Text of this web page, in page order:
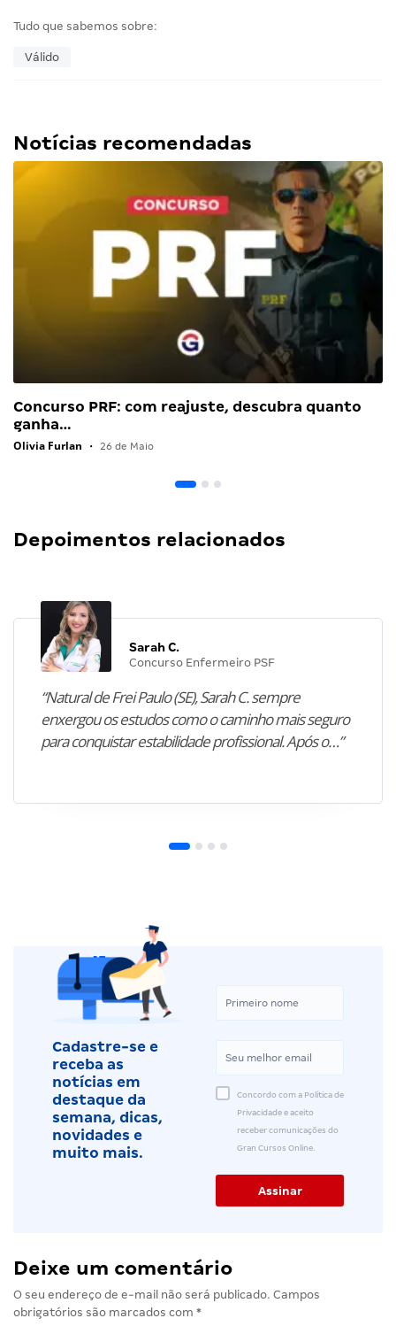
Tudo que sabemos sobre:
Válido
Notícias recomendadas
Concurso PRF: com reajuste, descubra quanto
ganha…
Olivia Furlan • 26 de Maio
Depoimentos relacionados
Sarah C.
Concurso Enfermeiro PSF
“Natural de Frei Paulo (SE), Sarah C. sempre
enxergou os estudos como o caminho mais seguro
para conquistar estabilidade profissional. Após o…”
Cadastre-se e
receba as
notícias em
destaque da
semana, dicas,
novidades e
muito mais.
Concordo com a Política de
Privacidade e aceito
receber comunicações do
Gran Cursos Online.
Deixe um comentário
O seu endereço de e-mail não será publicado. Campos
obrigatórios são marcados com *